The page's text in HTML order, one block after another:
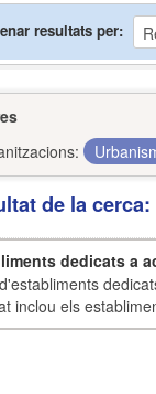
resultats per
de la
dedicats a
inclou els